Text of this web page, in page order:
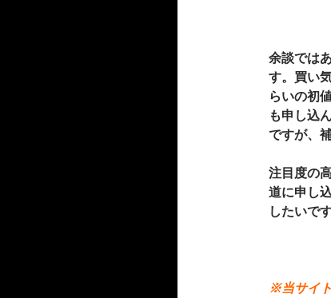
余談では
す。買い
らいの初
も申し込
ですが、
注目度の
道に申し
したいで
※当サイ